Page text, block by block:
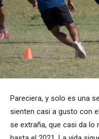
Pareciera, y solo es una
sienten casi a gusto con
se extraña, que casi da lo